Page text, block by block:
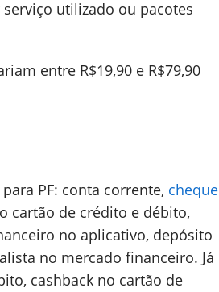
utilizado ou pacotes
entre R$19,90 e R$79,90
PF: conta corrente, cheque
cartão de crédito e débito,
no aplicativo, depósito
no mercado financeiro. Já
cashback no cartão de